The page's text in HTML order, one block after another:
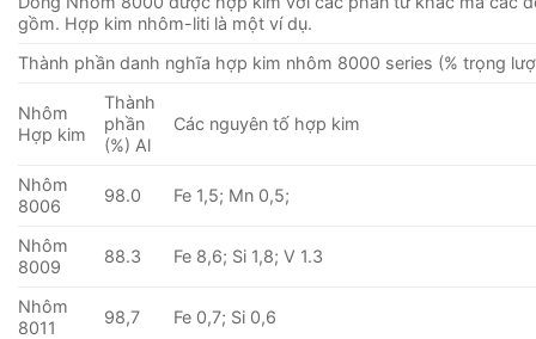
gồm. Hợp kim nhôm-liti là một ví dụ.
Thành phần danh nghĩa hợp kim nhôm 8000 series (% trọng
Nhôm
Hợp kim
Thành
phần
(%) Al
Các nguyên tố hợp kim
Nhôm
8006
98.0 Fe 1,5; Mn 0,5;
Nhôm
8009
88.3 Fe 8,6; Si 1,8; V 1.3
Nhôm
8011
98,7 Fe 0,7; Si 0,6